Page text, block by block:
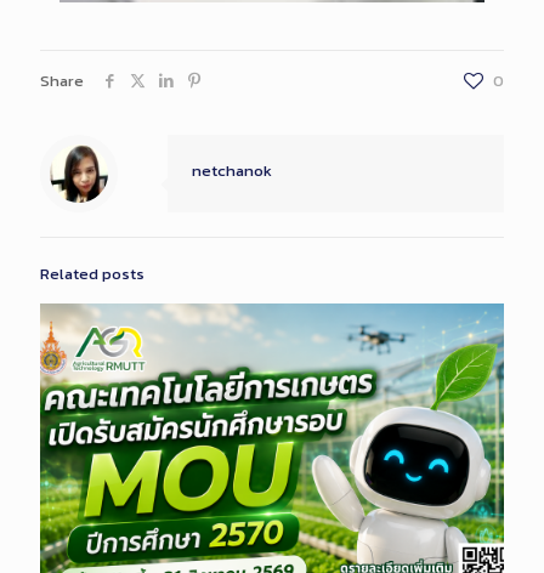
Share 0
netchanok
Related posts